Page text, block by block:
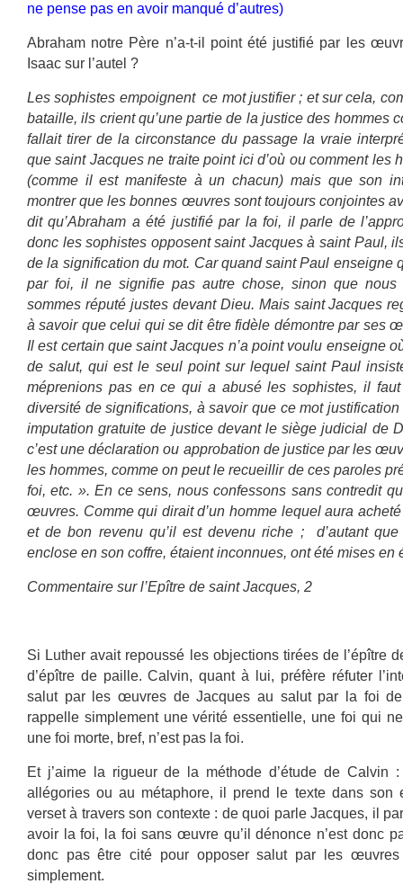
ne pense pas en avoir manqué d’autres)
Abraham notre Père n’a-t-il point été justifié par les
Isaac sur l’autel ?
Les sophistes empoignent ce mot justifier ; et sur cela,
bataille, ils crient qu’une partie de la justice des hommes
fallait tirer de la circonstance du passage la vraie
que saint Jacques ne traite point ici d’où ou comment les
(comme il est manifeste à un chacun) mais que son
montrer que les bonnes œuvres sont toujours conjointes
dit qu’Abraham a été justifié par la foi, il parle de
donc les sophistes opposent saint Jacques à saint Paul,
de la signification du mot. Car quand saint Paul enseigne
par foi, il ne signifie pas autre chose, sinon que nous
sommes réputé justes devant Dieu. Mais saint Jacques
à savoir que celui qui se dit être fidèle démontre par ses
Il est certain que saint Jacques n’a point voulu enseigne
de salut, qui est le seul point sur lequel saint Paul
méprenions pas en ce qui a abusé les sophistes, il
diversité de significations, à savoir que ce mot
imputation gratuite de justice devant le siège judicial de
c’est une déclaration ou approbation de justice par les
les hommes, comme on peut le recueillir de ces paroles
foi, etc. ». En ce sens, nous confessons sans contredit
œuvres. Comme qui dirait d’un homme lequel aura
et de bon revenu qu’il est devenu riche ; d’autant
enclose en son coffre, étaient inconnues, ont été mises en
Commentaire sur l’Epître de saint Jacques, 2
Si Luther avait repoussé les objections tirées de l’épître
d’épître de paille. Calvin, quant à lui, préfère réfuter
salut par les œuvres de Jacques au salut par la foi
rappelle simplement une vérité essentielle, une foi qui
une foi morte, bref, n’est pas la foi.
Et j’aime la rigueur de la méthode d’étude de
allégories ou au métaphore, il prend le texte dans son
verset à travers son contexte : de quoi parle Jacques, il
avoir la foi, la foi sans œuvre qu’il dénonce n’est donc
donc pas être cité pour opposer salut par les
simplement.